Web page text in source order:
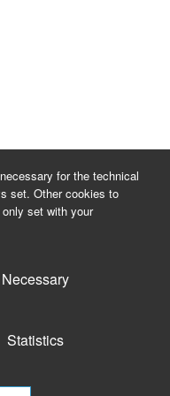
for the technical
set. Other cookies to
set with your
Necessary
Statistics